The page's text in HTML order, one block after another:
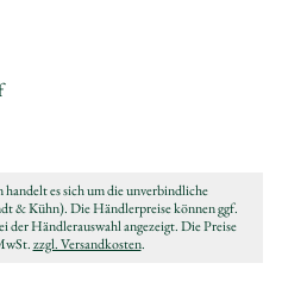
handelt es sich um die unverbindliche
& Kühn). Die Händlerpreise können ggf.
der Händlerauswahl angezeigt. Die Preise
zzgl. Versandkosten.